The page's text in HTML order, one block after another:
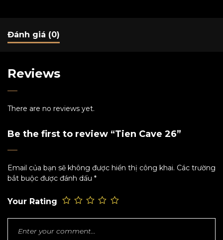
Đánh giá (0)
Reviews
There are no reviews yet.
Be the first to review “Tien Cave 26”
Email của bạn sẽ không được hiển thị công khai. Các trường
bắt buộc được đánh dấu *
Your Rating